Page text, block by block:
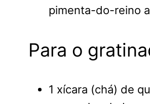
pimenta-do-reino
Para o
1 xícara (chá) de